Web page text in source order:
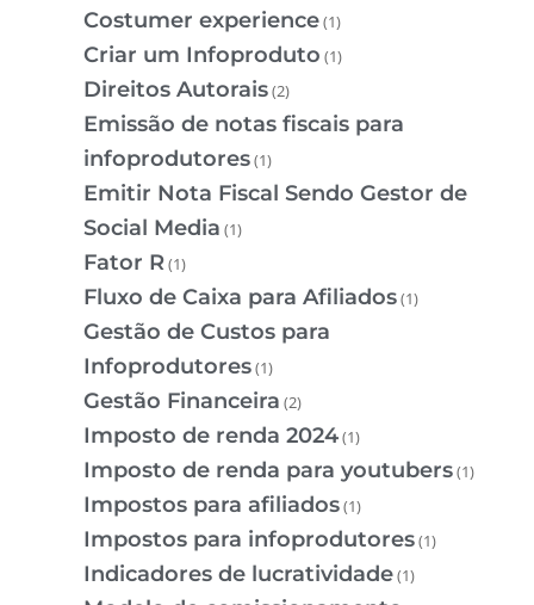
Costumer experience(1)
Criar um Infoproduto (1)
Direitos Autorais(2)
Emissão de notas fiscais para
infoprodutores(1)
Emitir Nota Fiscal Sendo Gestor de
Social Media (1)
Fator R(1)
Fluxo de Caixa para Afiliados(1)
Gestão de Custos para
Infoprodutores(1)
Gestão Financeira (2)
Imposto de renda 2024(1)
Imposto de renda para youtubers(1)
Impostos para afiliados(1)
Impostos para infoprodutores(1)
Indicadores de lucratividade(1)